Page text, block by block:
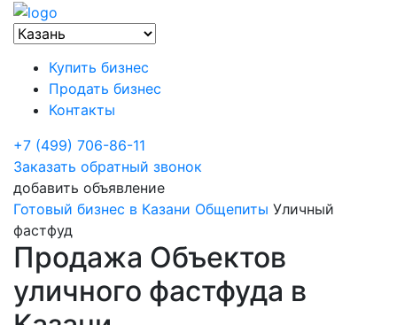
Купить бизнес
Продать бизнес
Контакты
+7 (499) 706-86-11
Заказать обратный звонок
добавить объявление
Готовый бизнес в Казани Общепиты Уличный
фастфуд
Продажа Объектов
уличного фастфуда в